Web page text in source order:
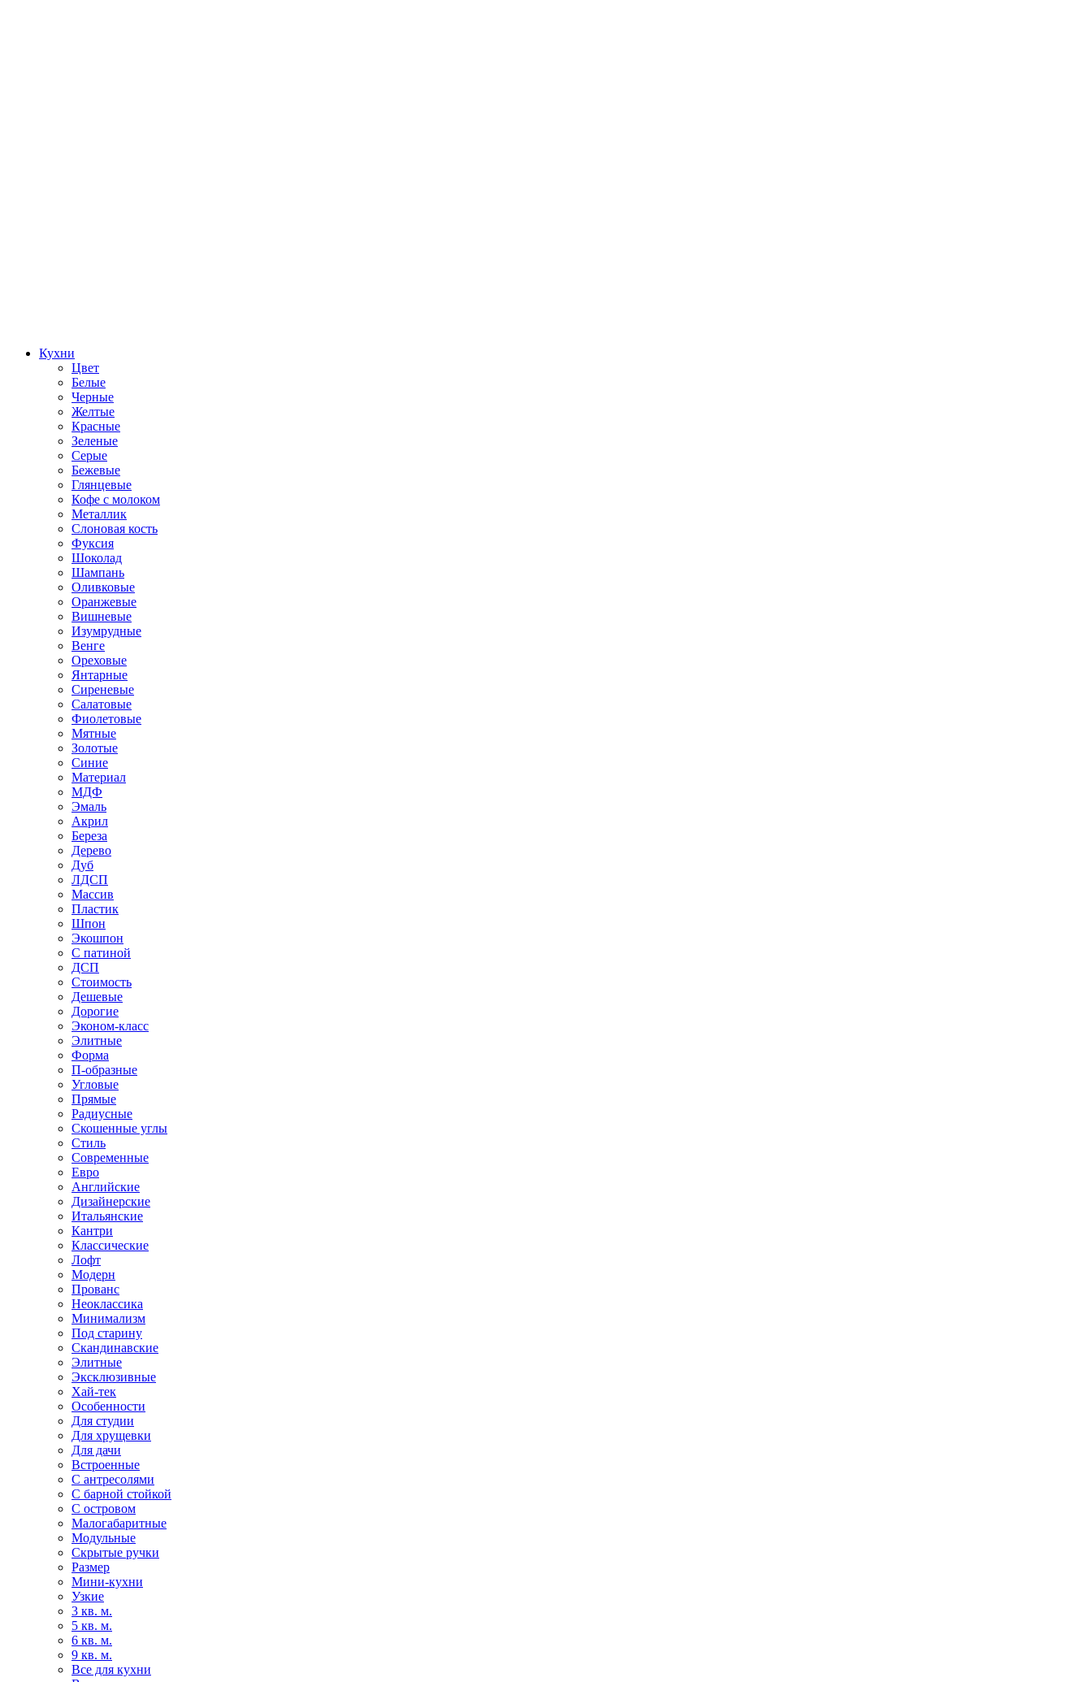
Кухни
Цвет
Белые
Черные
Желтые
Красные
Зеленые
Серые
Бежевые
Глянцевые
Кофе с молоком
Металлик
Слоновая кость
Фуксия
Шоколад
Шампань
Оливковые
Оранжевые
Вишневые
Изумрудные
Венге
Ореховые
Янтарные
Сиреневые
Салатовые
Фиолетовые
Мятные
Золотые
Синие
Материал
МДФ
Эмаль
Акрил
Береза
Дерево
Дуб
ЛДСП
Массив
Пластик
Шпон
Экошпон
С патиной
ДСП
Стоимость
Дешевые
Дорогие
Эконом-класс
Элитные
Форма
П-образные
Угловые
Прямые
Радиусные
Скошенные углы
Стиль
Современные
Евро
Английские
Дизайнерские
Итальянские
Кантри
Классические
Лофт
Модерн
Прованс
Неоклассика
Минимализм
Под старину
Скандинавские
Элитные
Эксклюзивные
Хай-тек
Особенности
Для студии
Для хрущевки
Для дачи
Встроенные
С антресолями
С барной стойкой
С островом
Малогабаритные
Модульные
Скрытые ручки
Размер
Мини-кухни
Узкие
3 кв. м.
5 кв. м.
6 кв. м.
9 кв. м.
Все для кухни